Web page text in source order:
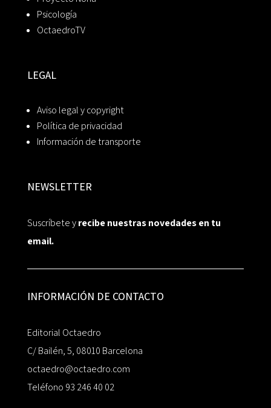
Psicología
OctaedroTV
LEGAL
Aviso legal y copyright
Política de privacidad
Información de transporte
NEWSLETTER
Suscríbete yrecibe nuestras novedades en tu
email.
INFORMACIÓN DE CONTACTO
Editorial Octaedro
C/ Bailén, 5, 08010 Barcelona
octaedro@octaedro.com
Teléfono 93 246 40 02